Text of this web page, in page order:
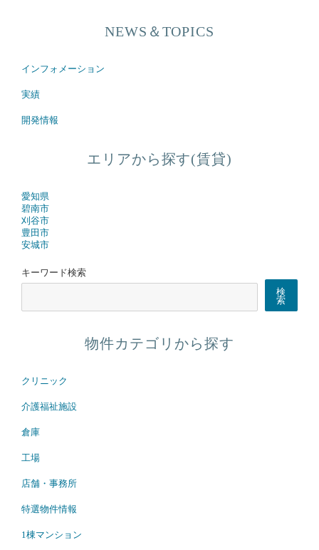
NEWS＆TOPICS
インフォメーション
実績
開発情報
エリアから探す(賃貸)
愛知県
碧南市
刈谷市
豊田市
安城市
キーワード検索
検
索
物件カテゴリから探す
クリニック
介護福祉施設
倉庫
工場
店舗・事務所
特選物件情報
1棟マンション